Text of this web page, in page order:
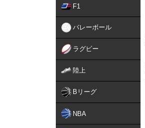
F1
バレーボール
ラグビー
陸上
Bリーグ
NBA